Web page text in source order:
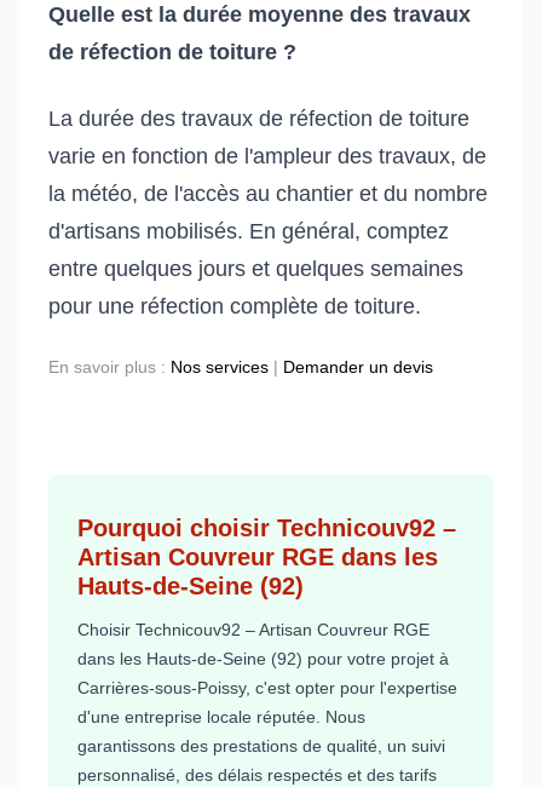
Quelle est la durée moyenne des travaux
de réfection de toiture ?
La durée des travaux de réfection de toiture
varie en fonction de l'ampleur des travaux, de
la météo, de l'accès au chantier et du nombre
d'artisans mobilisés. En général, comptez
entre quelques jours et quelques semaines
pour une réfection complète de toiture.
En savoir plus : Nos services | Demander un devis
Pourquoi choisir Technicouv92 –
Artisan Couvreur RGE dans les
Hauts-de-Seine (92)
Choisir Technicouv92 – Artisan Couvreur RGE
dans les Hauts-de-Seine (92) pour votre projet à
Carrières-sous-Poissy, c'est opter pour l'expertise
d'une entreprise locale réputée. Nous
garantissons des prestations de qualité, un suivi
personnalisé, des délais respectés et des tarifs